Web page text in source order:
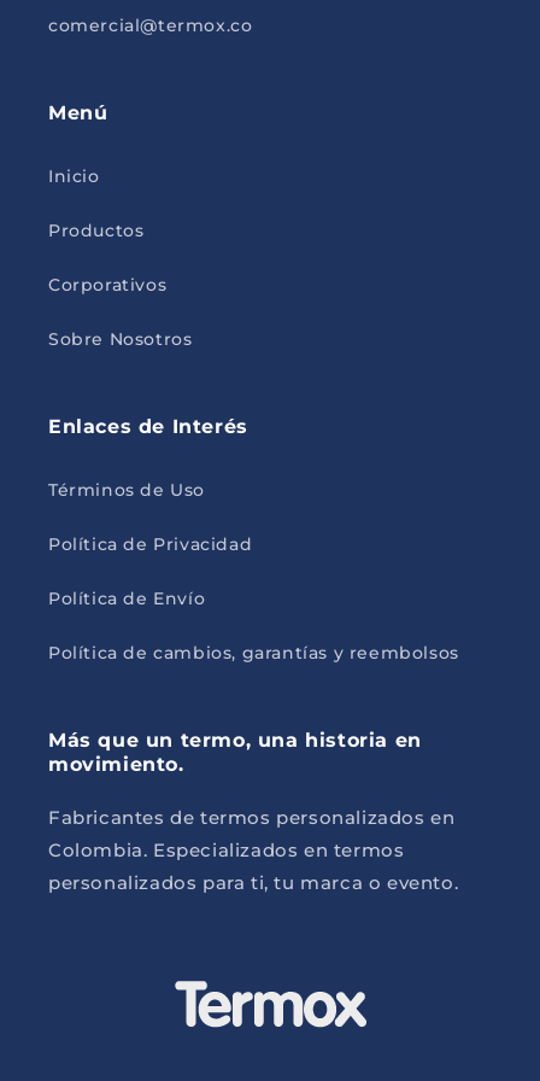
comercial@termox.co
Menú
Inicio
Productos
Corporativos
Sobre Nosotros
Enlaces de Interés
Términos de Uso
Política de Privacidad
Política de Envío
Política de cambios, garantías y reembolsos
Más que un termo, una historia en
movimiento.
Fabricantes de termos personalizados en
Colombia. Especializados en termos
personalizados para ti, tu marca o evento.